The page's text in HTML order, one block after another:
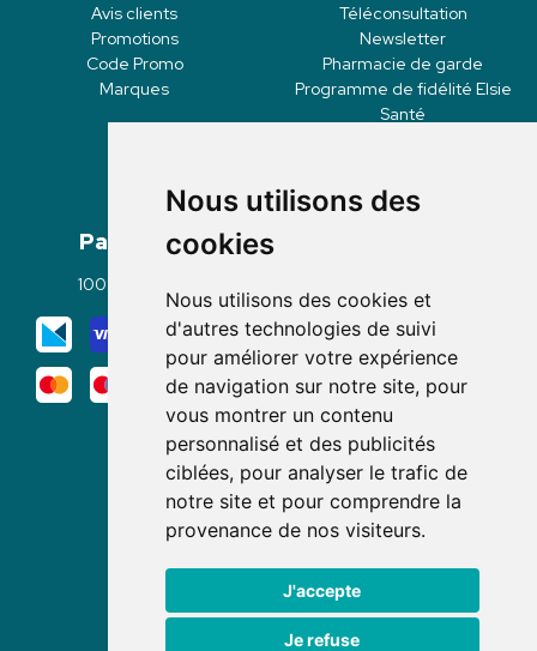
Nous utilisons des
cookies
Nous utilisons des cookies et
d'autres technologies de suivi
pour améliorer votre expérience
de navigation sur notre site, pour
vous montrer un contenu
personnalisé et des publicités
ciblées, pour analyser le trafic de
notre site et pour comprendre la
provenance de nos visiteurs.
J'accepte
Je refuse
Avis clients
Promotions
Code Promo
Marques
Téléconsultation
Newsletter
Pharmacie de garde
Programme de fidélité Elsie
Santé
Paiement
100% sécurisé
Mode de livraison
Nous suivre